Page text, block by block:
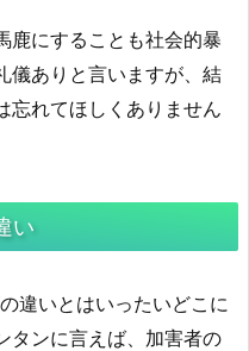
鹿にすることも社会的暴
儀ありと言いますが、結
忘れてほしくありません
い
違いとはいったいどこに
タンに言えば、加害者の